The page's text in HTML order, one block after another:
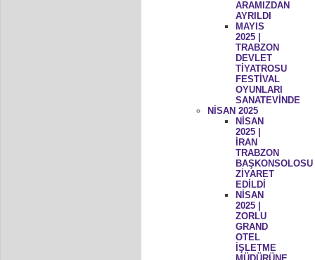
ARAMIZDAN
AYRILDI
MAYIS
2025 |
TRABZON
DEVLET
TİYATROSU
FESTİVAL
OYUNLARI
SANATEVİNDE
NİSAN 2025
NİSAN
2025 |
İRAN
TRABZON
BAŞKONSOLOSU
ZİYARET
EDİLDİ
NİSAN
2025 |
ZORLU
GRAND
OTEL
İŞLETME